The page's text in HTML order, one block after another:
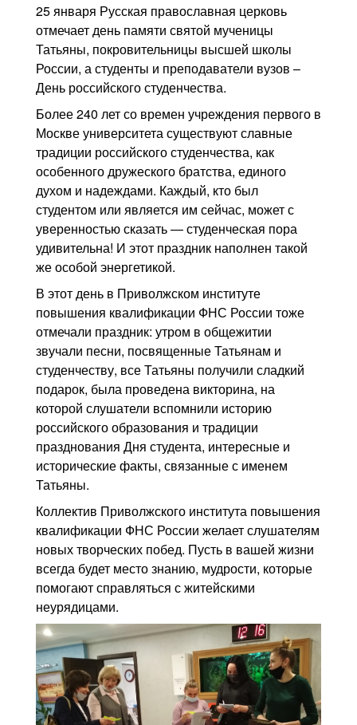
Контакты
Блог
25 января Русская православная церковь
отмечает день памяти святой мученицы
Татьяны, покровительницы высшей школы
России, а студенты и преподаватели вузов –
День российского студенчества.
Более 240 лет со времен учреждения первого в
Москве университета существуют славные
традиции российского студенчества, как
особенного дружеского братства, единого
духом и надеждами. Каждый, кто был
студентом или является им сейчас, может с
уверенностью сказать — студенческая пора
удивительна! И этот праздник наполнен такой
же особой энергетикой.
В этот день в Приволжском институте
повышения квалификации ФНС России тоже
отмечали праздник: утром в общежитии
звучали песни, посвященные Татьянам и
студенчеству, все Татьяны получили сладкий
подарок, была проведена викторина, на
которой слушатели вспомнили историю
российского образования и традиции
празднования Дня студента, интересные и
исторические факты, связанные с именем
Татьяны.
Коллектив Приволжского института повышения
квалификации ФНС России желает слушателям
новых творческих побед. Пусть в вашей жизни
всегда будет место знанию, мудрости, которые
помогают справляться с житейскими
неурядицами.